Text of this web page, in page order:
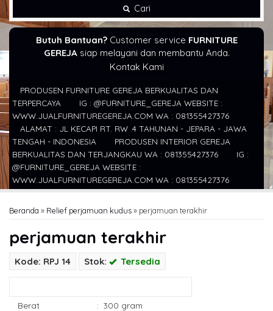
Cari
Butuh Bantuan?Customer service FURNITURE
GEREJAsiap melayani dan membantu Anda.
Kontak Kami
PRODUSEN FURNITURE GEREJA BERKUALITAS DAN
TERPERCAYA
IG : @FURNITURE_GEREJA WEBSITE :
WWW.JUALFURNITUREGEREJA.COM WA : 081355427376
ALAMAT : JL KECAPI RT. RW .4 TAHUNAN - JEPARA - JAWA
TENGAH - INDONESIA
PRODUSEN INTERIOR GEREJA
BERKUALITAS DAN TERJANGKAU WA : 081355427376
IG :
@FURNITURE_GEREJA WEBSITE :
WWW.JUALFURNITUREGEREJA.COM WA : 081355427376
Beranda » Relief perjamuan kudus» perjamuan terakhir
perjamuan terakhir
Kode: RPJ 14 Stok: Tersedia
Berat : 300 gram